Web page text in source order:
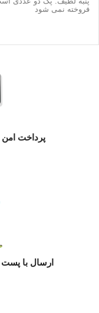
فروخته نمی شود
پرداخت
ارسال با پست پیشتاز 2 روز